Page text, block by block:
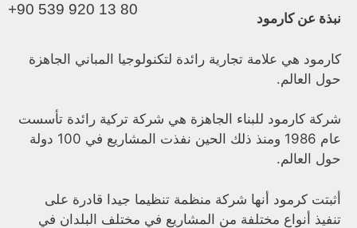
+90 539 920 13 80
نبذة عن كارمود
كارمود هي علامة تجارية رائدة لتكنولوجيا المباني الجاهزة
حول العالم.
شركة كارمود للبناء الجاهزة هي شركة تركية رائدة تأسست
عام 1986 ومنذ ذلك الحين نفذت المشاريع في 100 دولة
حول العالم.
أثبتت كرمود أنها شركة منظمة تنظيما جيدا قادرة على
تنفيذ أنواع مختلفة من المشاريع في مختلف البلدان في